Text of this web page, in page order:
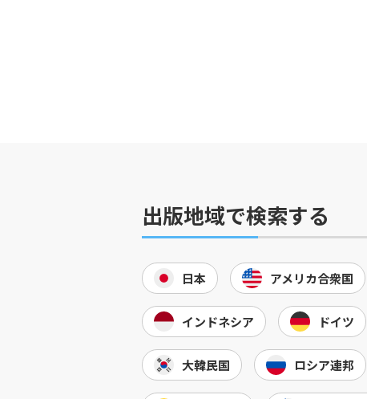
出版地域で検索する
日本 アメリカ合衆国
インドネシア ドイツ
大韓民国 ロシア連邦